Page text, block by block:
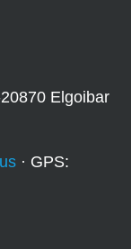
Elgoibar
· GPS: